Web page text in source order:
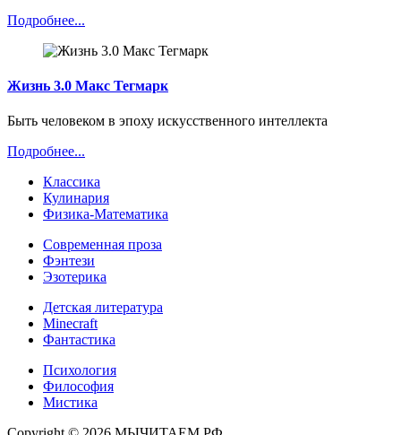
Подробнее...
Жизнь 3.0 Макс Тегмарк
Быть человеком в эпоху искусственного интеллекта
Подробнее...
Классика
Кулинария
Физика-Математика
Современная проза
Фэнтези
Эзотерика
Детская литература
Minecraft
Фантастика
Психология
Философия
Мистика